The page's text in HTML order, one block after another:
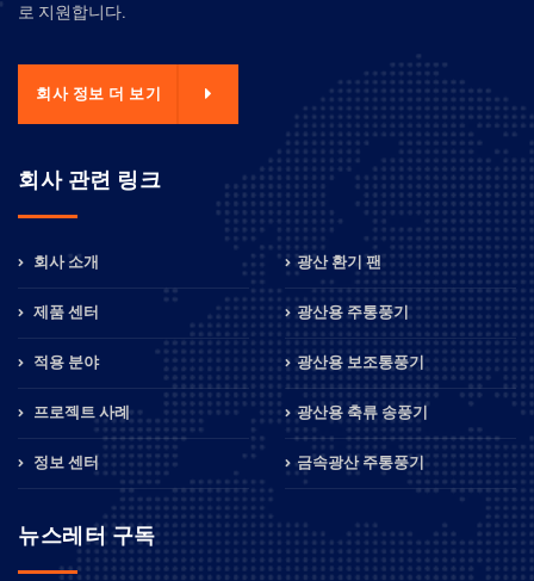
로 지원합니다.
회사 정보 더 보기
회사 관련 링크
회사 소개
제품 센터
적용 분야
프로젝트 사례
정보 센터
광산 환기 팬
광산용 주통풍기
광산용 보조통풍기
광산용 축류 송풍기
금속광산 주통풍기
뉴스레터 구독